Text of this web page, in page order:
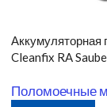
Cleanfix RA
Поломоечные